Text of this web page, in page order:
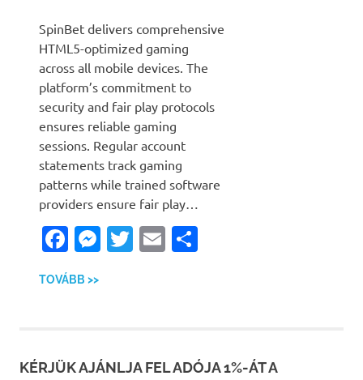
SpinBet delivers comprehensive
HTML5-optimized gaming
across all mobile devices. The
platform’s commitment to
security and fair play protocols
ensures reliable gaming
sessions. Regular account
statements track gaming
patterns while trained software
providers ensure fair play…
Facebook
Messenger
Twitter
Email
TOVÁBB >>
KÉRJÜK AJÁNLJA FEL ADÓJA 1%-ÁT A